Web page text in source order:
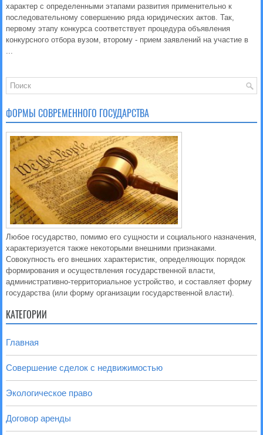
характер с определенными этапами развития применительно к
последовательному совершению ряда юридических актов. Так,
первому этапу конкурса соответствует процедура объявления
конкурсного отбора вузом, второму - прием заявлений на участие в
...
ФОРМЫ СОВРЕМЕННОГО ГОСУДАРСТВА
Любое государство, помимо его сущности и социального назначения,
характеризуется также некоторыми внешними признаками.
Совокупность его внешних характеристик, определяющих порядок
формирования и осуществления государственной власти,
административно-территориальное устройство, и составляет форму
государства (или форму организации государственной власти).
КАТЕГОРИИ
Главная
Совершение сделок с недвижимостью
Экологическое право
Договор аренды